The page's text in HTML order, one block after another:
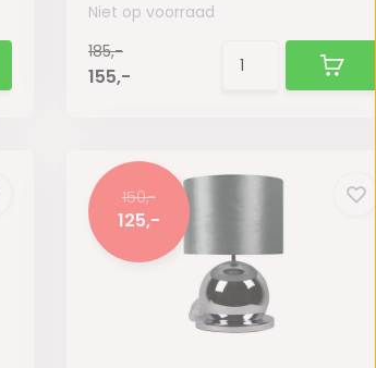
Niet op voorraad
185,-
155,-
150,-
125,-